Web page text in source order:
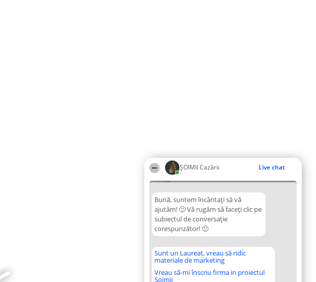
ȘOIMII Cazării Live chat
17:08
Bună, suntem încântați să vă
ajutăm! 🙂 Vă rugăm să faceți clic pe
subiectul de conversație
corespunzător! 🙂
Sunt un Laureat, vreau să ridic
materiale de marketing
Vreau să-mi înscriu firma in proiectul
Șoimii